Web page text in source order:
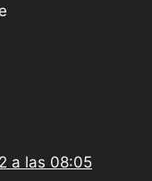
a las 08:05